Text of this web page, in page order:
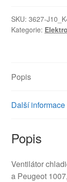
9653804080
9682902080
SKU: 3627-
Kategorie:
Popis
Další informace
Popis
Ventilátor
a Peugeot